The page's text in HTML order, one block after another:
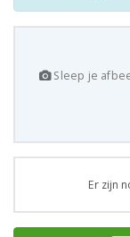
Sleep je
Er zijn